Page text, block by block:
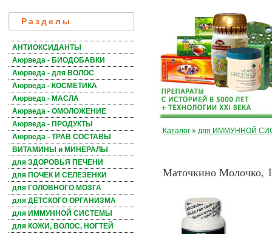
Разделы
АНТИОКСИДАНТЫ
Аюрведа - БИОДОБАВКИ
Аюрведа - для ВОЛОС
Аюрведа - КОСМЕТИКА
Аюрведа - МАСЛА
Аюрведа - ОМОЛОЖЕНИЕ
Аюрведа - ПРОДУКТЫ
Аюрведа - ТРАВ СОСТАВЫ
ВИТАМИНЫ и МИНЕРАЛЫ
для ЗДОРОВЬЯ ПЕЧЕНИ
для ПОЧЕК И СЕЛЕЗЕНКИ
для ГОЛОВНОГО МОЗГА
для ДЕТСКОГО ОРГАНИЗМА
для ИММУННОЙ СИСТЕМЫ
для КОЖИ, ВОЛОС, НОГТЕЙ
Каталог » для ИММУННОЙ
Маточкино Молочко,